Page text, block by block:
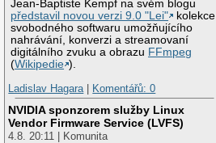
Jean-Baptiste Kempf na svém blogu
představil novou verzi 9.0 "Lei"
kolekce
svobodného softwaru umožňujícího
nahrávání, konverzi a streamovaní
digitálního zvuku a obrazu FFmpeg
(Wikipedie ).
Ladislav Hagara| Komentářů: 0
NVIDIA sponzorem služby Linux
Vendor Firmware Service (LVFS)
4.8. 20:11 | Komunita